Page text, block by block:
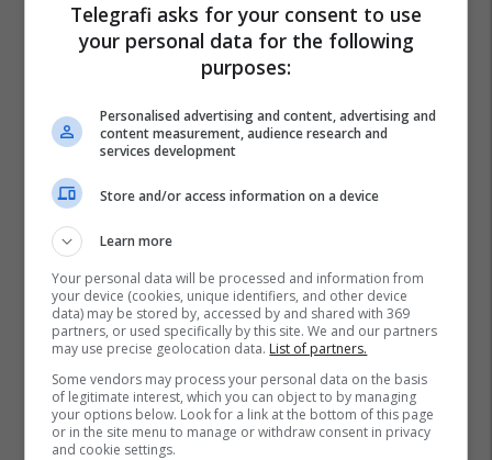
Telegrafi asks for your consent to use
your personal data for the following
purposes:
Personalised advertising and content, advertising and
content measurement, audience research and
services development
Store and/or access information on a device
Learn more
Your personal data will be processed and information from
your device (cookies, unique identifiers, and other device
data) may be stored by, accessed by and shared with 369
partners, or used specifically by this site. We and our partners
may use precise geolocation data. List of partners.
Some vendors may process your personal data on the basis
of legitimate interest, which you can object to by managing
your options below. Look for a link at the bottom of this page
or in the site menu to manage or withdraw consent in privacy
and cookie settings.